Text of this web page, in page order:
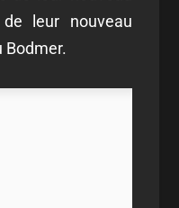
leur nouveau
Bodmer.